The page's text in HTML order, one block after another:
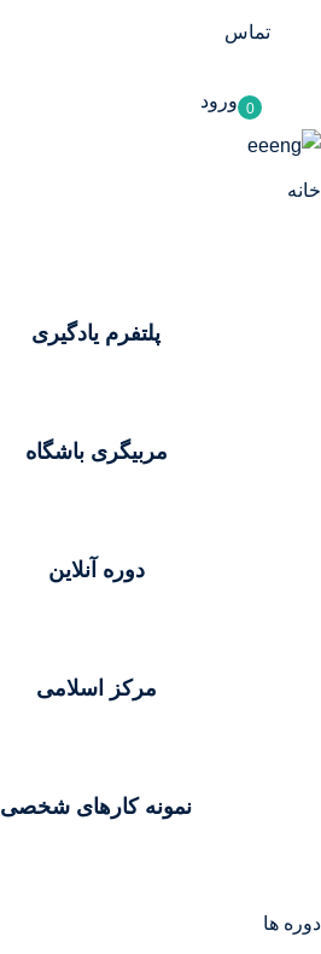
تماس
ورود 0
خانه
پلتفرم یادگیری
مربیگری باشگاه
دوره آنلاین
مرکز اسلامی
نمونه کارهای شخصی
دوره ها